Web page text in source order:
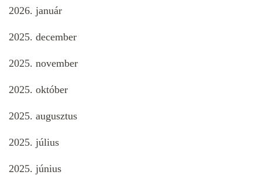
2026. január
2025. december
2025. november
2025. október
2025. augusztus
2025. július
2025. június